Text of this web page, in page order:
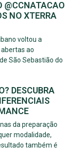
@CCNATACAO
NO XTERRA
voltou a
ao
São Sebastião do
DESCUBRA
da preparação
modalidade,
também é